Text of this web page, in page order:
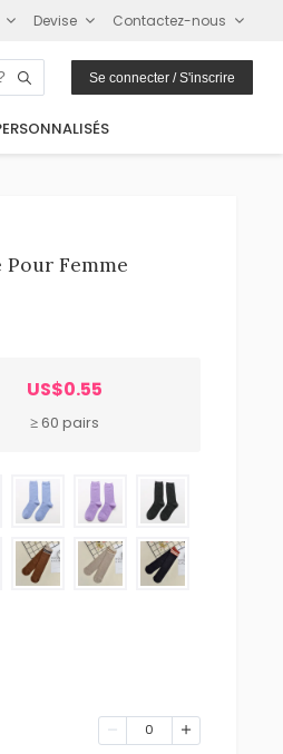
Devise Contactez-nous
Se connecter / S'inscrire
Femme
US$0.55
≥ 60 pairs
0